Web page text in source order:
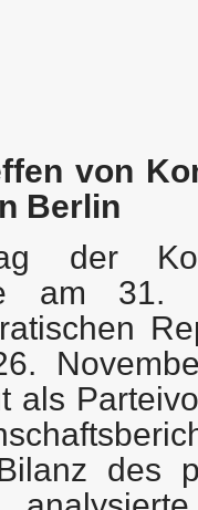
von
Berlin
der
am
als
des